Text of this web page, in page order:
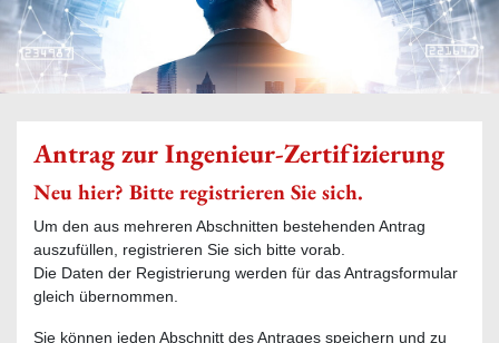
Antrag zur Ingenieur-Zertifizierung
Neu hier? Bitte registrieren Sie sich.
Um den aus mehreren Abschnitten bestehenden Antrag
auszufüllen, registrieren Sie sich bitte vorab.
Die Daten der Registrierung werden für das Antragsformular
gleich übernommen.
Sie können jeden Abschnitt des Antrages speichern und zu